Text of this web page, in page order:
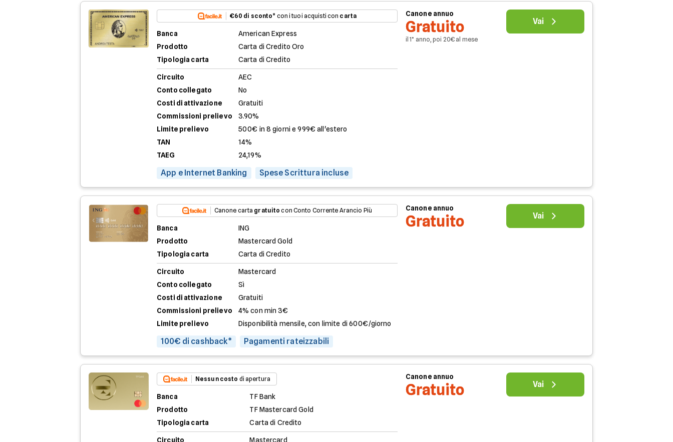
€60 di sconto* con i tuoi acquisti con carta
Banca
American Express
Prodotto
Carta di Credito Oro
Tipologia carta
Carta di Credito
Circuito
AEC
Conto collegato
No
Costi di attivazione
Gratuiti
Commissioni prelievo
3.90%
Limite prelievo
500€ in 8 giorni e 999€ all'estero
TAN
14%
TAEG
24,19%
App e Internet Banking Spese Scrittura incluse
Canone annuo
Gratuito
il 1° anno, poi 20€ al mese
Vai
Canone carta gratuito con Conto Corrente Arancio Più
Banca
ING
Prodotto
Mastercard Gold
Tipologia carta
Carta di Credito
Circuito
Mastercard
Conto collegato
Sì
Costi di attivazione
Gratuiti
Commissioni prelievo
4% con min 3€
Limite prelievo
Disponibilità mensile, con limite di 600€/giorno
100€ di cashback* Pagamenti rateizzabili
Canone annuo
Gratuito Vai
Nessun costo di apertura
Banca
TF Bank
Prodotto
TF Mastercard Gold
Tipologia carta
Carta di Credito
Circuito
Mastercard
Canone annuo
Gratuito Vai